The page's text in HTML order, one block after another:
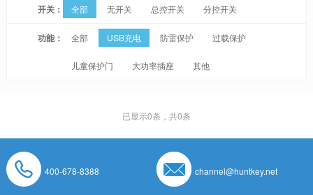
开关： 全部 无开关 总控开关 分控开关
功能： 全部 USB充电 防雷保护 过载保护
儿童保护门 大功率插座 其他
已显示0条，共0条
400-678-8388 channel@huntkey.net